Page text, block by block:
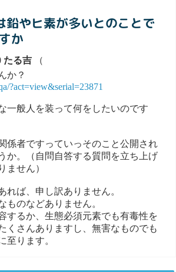
鉛やヒ素が多いとのことで
か
たる吉 （
か？
?act=view&serial=23871
一般人を装って何をしたいのです
係者ですっていっそのこと公開され
か。（自問自答する質問を立ち上げ
ません）
れば、申し訳ありません。
ものなどありません。
するか、生態必須元素でも有毒性を
くさんありますし、無害なものでも
至ります。